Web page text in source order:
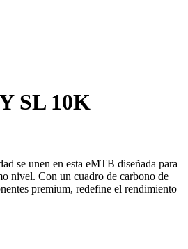
SL 10K
se unen en esta eMTB diseñada para
nivel. Con un cuadro de carbono de
premium, redefine el rendimiento